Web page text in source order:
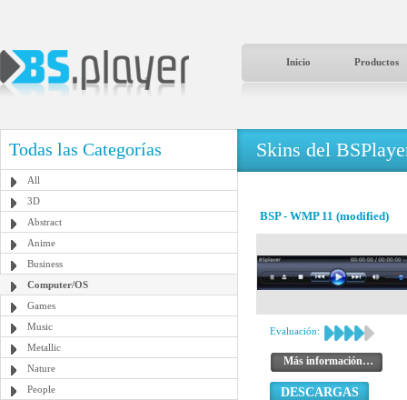
Inicio Productos
Todas las Categorías
All
3D
Abstract
Anime
Business
Computer/OS
Games
Music
Metallic
Nature
People
Skins del
BSP - WMP 11 (modified)
Evaluación:
Más información…
DESCARGAS